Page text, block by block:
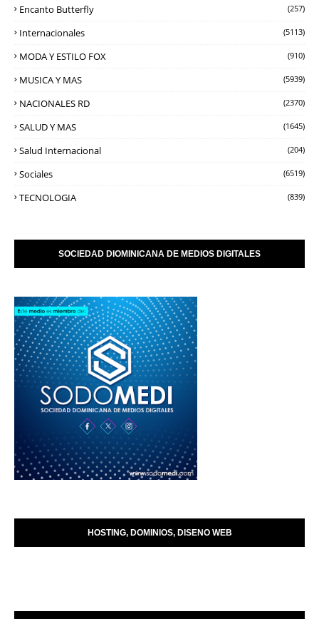
Encanto Butterfly (257)
Internacionales (5113)
MODA Y ESTILO FOX (910)
MUSICA Y MAS (5939)
NACIONALES RD (2370)
SALUD Y MAS (1645)
Salud Internacional (204)
Sociales (6519)
TECNOLOGIA (839)
SOCIEDAD DIOMINICANA DE MEDIOS DIGITALES
HOSTING, DOMINIOS, DISENO WEB